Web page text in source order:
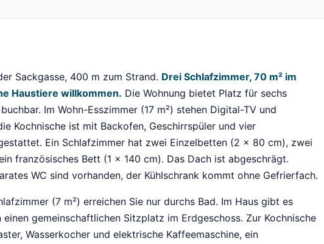
Sackgasse, 400 m zum Strand. Drei Schlafzimmer, 70 m² im
Haustiere willkommen. Die Wohnung bietet Platz für sechs
Im Wohn-Esszimmer (17 m²) stehen Digital-TV und
Kochnische ist mit Backofen, Geschirrspüler und vier
Ein Schlafzimmer hat zwei Einzelbetten (2 x 80 cm), zwei
französisches Bett (1 x 140 cm). Das Dach ist abgeschrägt.
WC sind vorhanden, der Kühlschrank kommt ohne Gefrierfach.
(7 m²) erreichen Sie nur durchs Bad. Im Haus gibt es
einen gemeinschaftlichen Sitzplatz im Erdgeschoss. Zur Kochnische
Wasserkocher und elektrische Kaffeemaschine, ein